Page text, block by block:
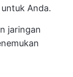
Anda.
jaringan